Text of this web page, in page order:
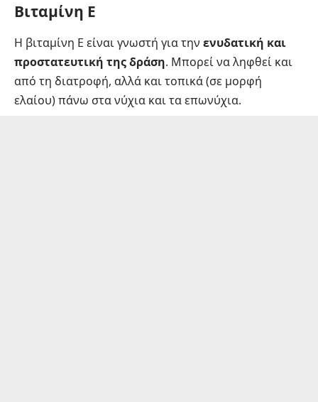
Βιταμίνη Ε
Η βιταμίνη Ε είναι γνωστή για την ενυδατική και
προστατευτική της δράση. Μπορεί να ληφθεί και
από τη διατροφή, αλλά και τοπικά (σε μορφή
ελαίου) πάνω στα νύχια και τα επωνύχια.